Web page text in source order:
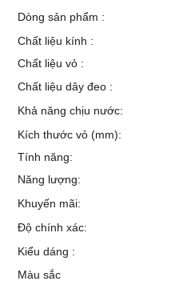
Dòng sản phẩm :
Chất liệu kính :
Chất liệu vỏ :
Chất liệu dây đeo :
Khả năng chịu nước:
Kích thước vỏ (mm):
Tính năng:
Năng lượng:
Khuyến mãi:
Độ chính xác:
Kiểu dáng :
Màu sắc